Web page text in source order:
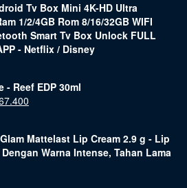
Tv Box Mini 4K-HD Ultra
1/2/4GB Rom 8/16/32GB WIFI
Smart Tv Box Unlock FULL
- Netflix / Disney
- Reef EDP 30ml
Mattelast Lip Cream 2.9 g - Lip
Warna Intense, Tahan Lama